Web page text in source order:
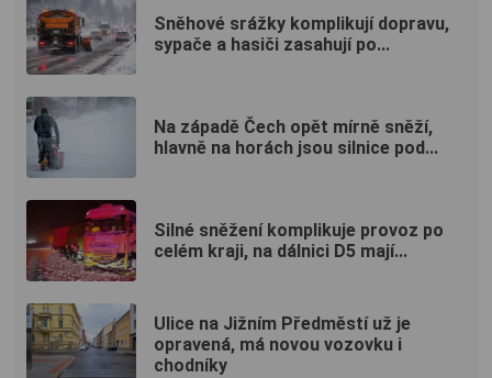
Sněhové srážky komplikují dopravu,
sypače a hasiči zasahují po...
Na západě Čech opět mírně sněží,
hlavně na horách jsou silnice pod...
Silné sněžení komplikuje provoz po
celém kraji, na dálnici D5 mají...
Ulice na Jižním Předměstí už je
opravená, má novou vozovku i
chodníky